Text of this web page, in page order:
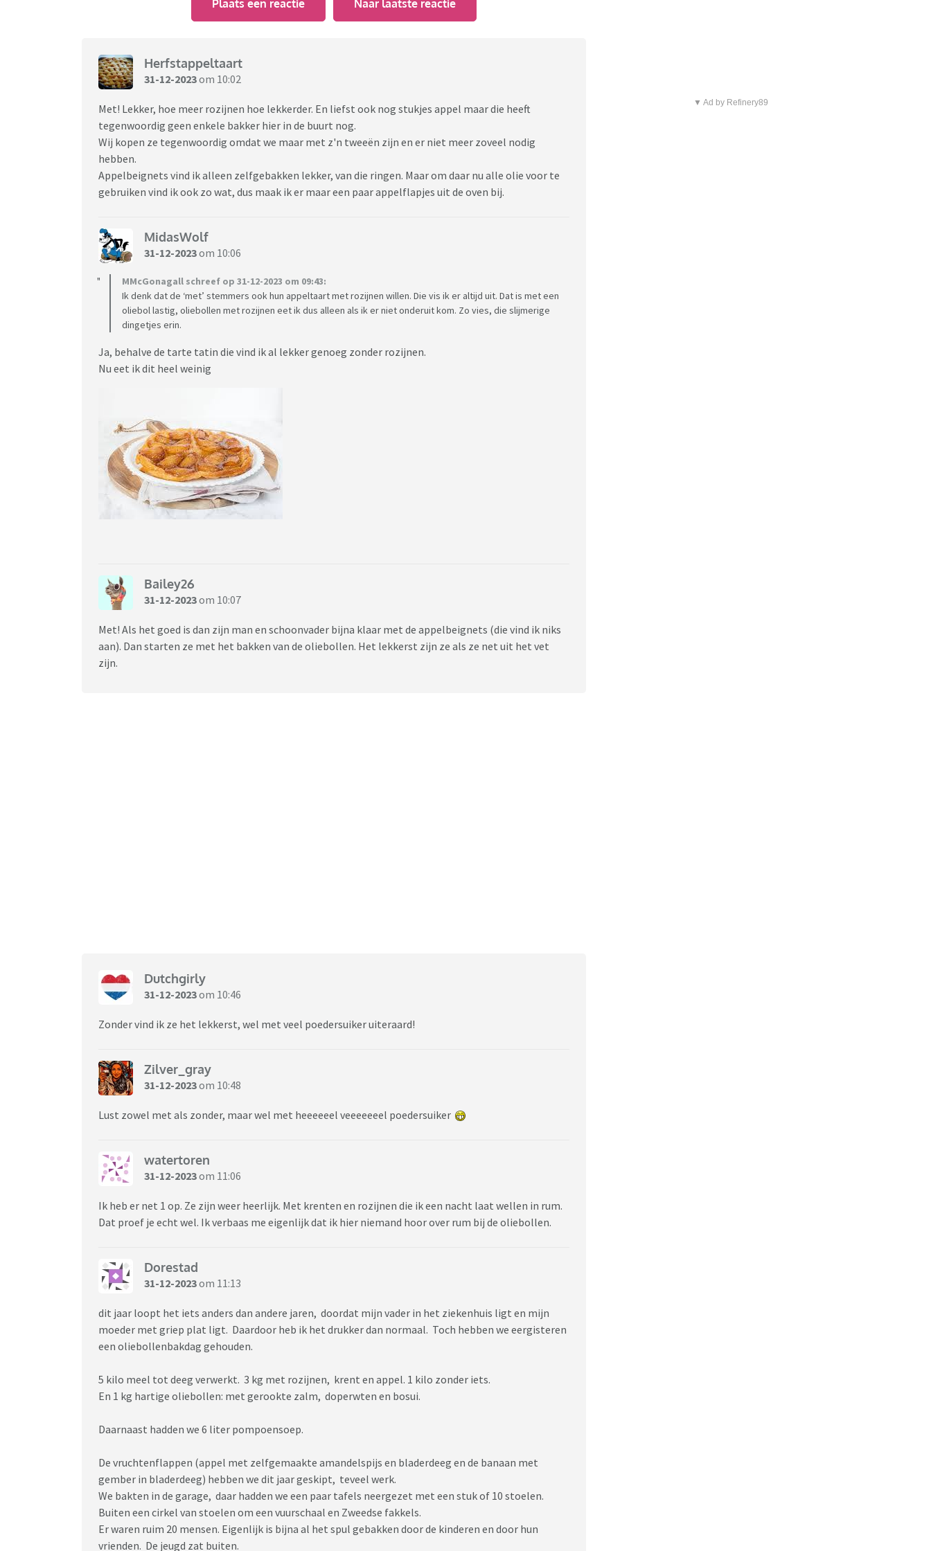
Plaats een reactie Naar laatste reactie
Herfstappeltaart
31-12-2023om 10:02
Met! Lekker, hoe meer rozijnen hoe lekkerder. En liefst ook nog stukjes appel maar die heeft
tegenwoordig geen enkele bakker hier in de buurt nog.
Wij kopen ze tegenwoordig omdat we maar met z'n tweeën zijn en er niet meer zoveel nodig
hebben.
Appelbeignets vind ik alleen zelfgebakken lekker, van die ringen. Maar om daar nu alle olie voor te
gebruiken vind ik ook zo wat, dus maak ik er maar een paar appelflapjes uit de oven bij.
MidasWolf
31-12-2023om 10:06
MMcGonagall schreef op 31-12-2023 om 09:43:
Ik denk dat de ‘met’ stemmers ook hun appeltaart met rozijnen willen. Die vis ik er altijd uit. Dat is met een
oliebol lastig, oliebollen met rozijnen eet ik dus alleen als ik er niet onderuit kom. Zo vies, die slijmerige
dingetjes erin.
Ja, behalve de tarte tatin die vind ik al lekker genoeg zonder rozijnen.
Nu eet ik dit heel weinig
Bailey26
31-12-2023om 10:07
Met! Als het goed is dan zijn man en schoonvader bijna klaar met de appelbeignets (die vind ik niks
aan). Dan starten ze met het bakken van de oliebollen. Het lekkerst zijn ze als ze net uit het vet
zijn.
Dutchgirly
31-12-2023om 10:46
Zonder vind ik ze het lekkerst, wel met veel poedersuiker uiteraard!
Zilver_gray
31-12-2023om 10:48
Lust zowel met als zonder, maar wel met heeeeeel veeeeeeel poedersuiker
watertoren
31-12-2023om 11:06
Ik heb er net 1 op. Ze zijn weer heerlijk. Met krenten en rozijnen die ik een nacht laat wellen in rum.
Dat proef je echt wel. Ik verbaas me eigenlijk dat ik hier niemand hoor over rum bij de oliebollen.
Dorestad
31-12-2023om 11:13
dit jaar loopt het iets anders dan andere jaren, doordat mijn vader in het ziekenhuis ligt en mijn
moeder met griep plat ligt. Daardoor heb ik het drukker dan normaal. Toch hebben we eergisteren
een oliebollenbakdag gehouden.
5 kilo meel tot deeg verwerkt. 3 kg met rozijnen, krent en appel. 1 kilo zonder iets.
En 1 kg hartige oliebollen: met gerookte zalm, doperwten en bosui.
Daarnaast hadden we 6 liter pompoensoep.
De vruchtenflappen (appel met zelfgemaakte amandelspijs en bladerdeeg en de banaan met
gember in bladerdeeg) hebben we dit jaar geskipt, teveel werk.
We bakten in de garage, daar hadden we een paar tafels neergezet met een stuk of 10 stoelen.
Buiten een cirkel van stoelen om een vuurschaal en Zweedse fakkels.
Er waren ruim 20 mensen. Eigenlijk is bijna al het spul gebakken door de kinderen en door hun
vrienden. De jeugd zat buiten.
▼ Ad by Refinery89